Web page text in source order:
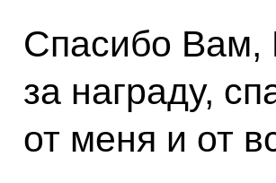
Спасибо Вам,
за награду,
от меня и от